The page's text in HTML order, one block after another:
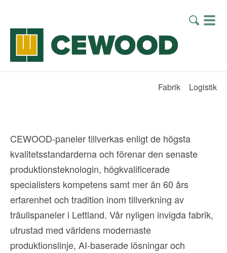
Fabrik Logistik
CEWOOD-paneler tillverkas enligt de högsta
kvalitetsstandarderna och förenar den senaste
produktionsteknologin, högkvalificerade
specialisters kompetens samt mer än 60 års
erfarenhet och tradition inom tillverkning av
träullspaneler i Lettland. Vår nyligen invigda fabrik,
utrustad med världens modernaste
produktionslinje, AI-baserade lösningar och